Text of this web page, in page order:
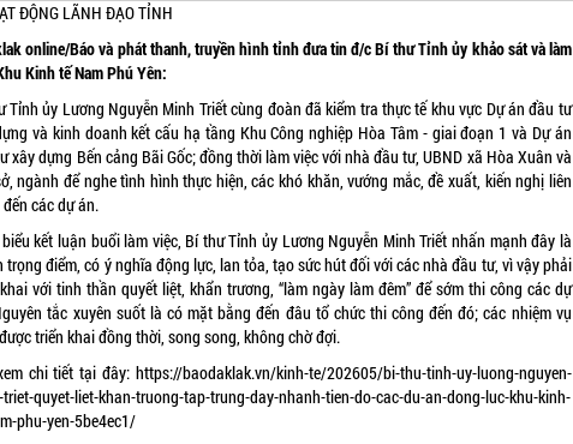
ĐỘNG LÃNH ĐẠO TỈNH
online/Báo và phát thanh, truyền hình tỉnh đưa tin đ/c Bí thư Tỉnh ủy khảo sát và làm
Kinh tế Nam Phú Yên:
Tỉnh ủy Lương Nguyễn Minh Triết cùng đoàn đã kiểm tra thực tế khu vực Dự án đầu tư
và kinh doanh kết cấu hạ tầng Khu Công nghiệp Hòa Tâm - giai đoạn 1 và Dự án
xây dựng Bến cảng Bãi Gốc; đồng thời làm việc với nhà đầu tư, UBND xã Hòa Xuân và
ngành để nghe tình hình thực hiện, các khó khăn, vướng mắc, đề xuất, kiến nghị liên
các dự án.
kết luận buổi làm việc, Bí thư Tỉnh ủy Lương Nguyễn Minh Triết nhấn mạnh đây là
trọng điểm, có ý nghĩa động lực, lan tỏa, tạo sức hút đối với các nhà đầu tư, vì vậy phải
với tinh thần quyết liệt, khẩn trương, “làm ngày làm đêm” để sớm thi công các dự
tắc xuyên suốt là có mặt bằng đến đâu tổ chức thi công đến đó; các nhiệm vụ
triển khai đồng thời, song song, không chờ đợi.
chi tiết tại đây: https://baodaklak.vn/kinh-te/202605/bi-thu-tinh-uy-luong-nguyen-
quyet-liet-khan-truong-tap-trung-day-nhanh-tien-do-cac-du-an-dong-luc-khu-kinh-
phu-yen-5be4ec1/